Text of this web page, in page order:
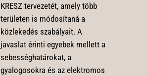
KRESZ tervezetét, amely több
területen is módosítaná a
közlekedés szabályait. A
javaslat érinti egyebek mellett a
sebességhatárokat, a
gyalogosokra és az elektromos